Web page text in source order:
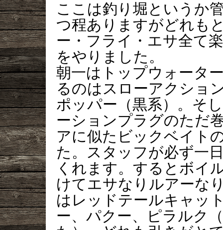
ここは釣り堀というか
つ程ありますがどれも
ー・フライ・エサ全て
をやりました。
朝一はトップウォータ
るのはスローアクショ
ポッパー（黒系）。そ
ーションプラグのただ
アに似たビックベイト
た。スタッフが必ず一
くれます。するとボイ
けてエサなりルアーな
はレッドテールキャッ
ー、パクー、ピラルク